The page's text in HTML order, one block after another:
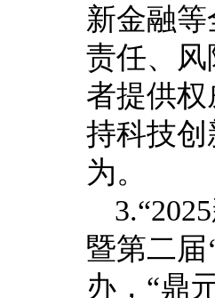
新金融
责任、
者提供
持科技
为。
暨第二届
办，“鼎